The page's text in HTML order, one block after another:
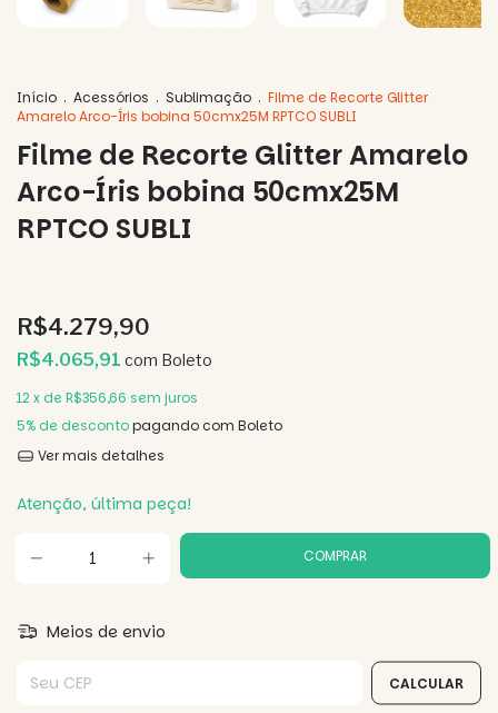
Início . Acessórios . Sublimação . Filme de Recorte Glitter
Amarelo Arco-Íris bobina 50cmx25M RPTCO SUBLI
Filme de Recorte Glitter Amarelo
Arco-Íris bobina 50cmx25M
RPTCO SUBLI
R$4.279,90
R$4.065,91 com Boleto
12x de R$356,66 sem juros
5% de descontopagando com Boleto
Ver mais detalhes
Atenção, última peça!
Meios de envio
CALCULAR